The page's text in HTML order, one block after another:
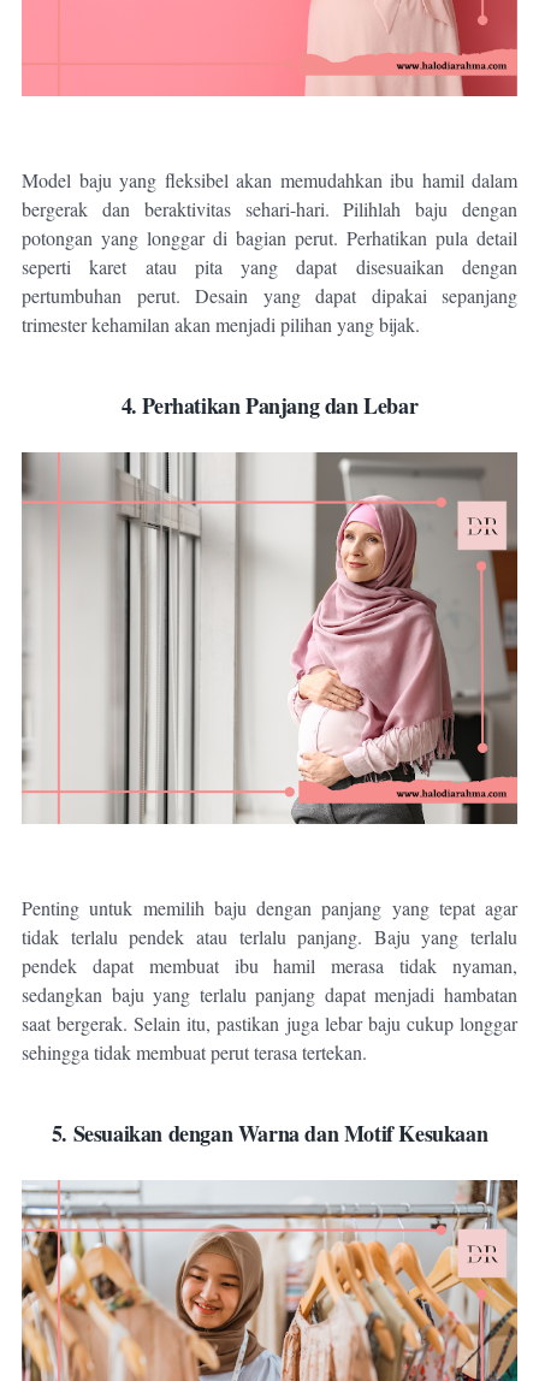
Model baju yang fleksibel akan memudahkan ibu hamil dalam
bergerak dan beraktivitas sehari-hari. Pilihlah baju dengan
potongan yang longgar di bagian perut. Perhatikan pula detail
seperti karet atau pita yang dapat disesuaikan dengan
pertumbuhan perut. Desain yang dapat dipakai sepanjang
trimester kehamilan akan menjadi pilihan yang bijak.
4. Perhatikan Panjang dan Lebar
Penting untuk memilih baju dengan panjang yang tepat agar
tidak terlalu pendek atau terlalu panjang. Baju yang terlalu
pendek dapat membuat ibu hamil merasa tidak nyaman,
sedangkan baju yang terlalu panjang dapat menjadi hambatan
saat bergerak. Selain itu, pastikan juga lebar baju cukup longgar
sehingga tidak membuat perut terasa tertekan.
5. Sesuaikan dengan Warna dan Motif Kesukaan